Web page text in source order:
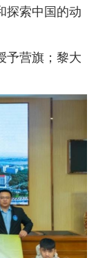
探索中国的动
予营旗；黎大